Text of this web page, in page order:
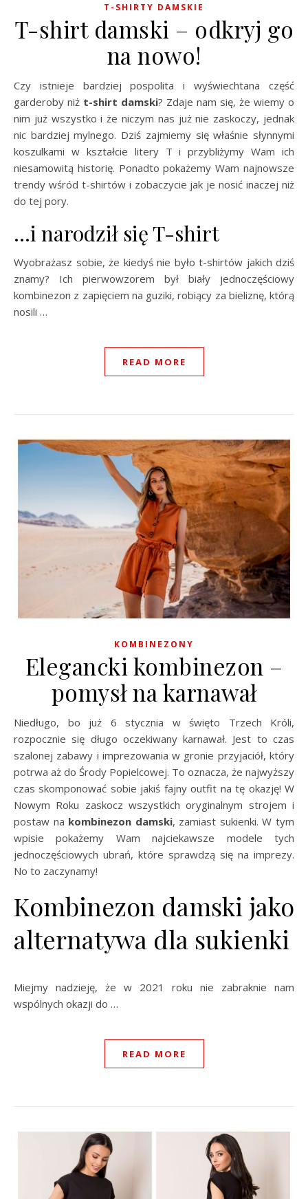
T-SHIRTY DAMSKIE
T-shirt damski – odkryj go
na nowo!
Czy istnieje bardziej pospolita i wyświechtana część
garderoby niż t-shirt damski? Zdaje nam się, że wiemy o
nim już wszystko i że niczym nas już nie zaskoczy, jednak
nic bardziej mylnego. Dziś zajmiemy się właśnie słynnymi
koszulkami w kształcie litery T i przybliżymy Wam ich
niesamowitą historię. Ponadto pokażemy Wam najnowsze
trendy wśród t-shirtów i zobaczycie jak je nosić inaczej niż
do tej pory.
…i narodził się T-shirt
Wyobrażasz sobie, że kiedyś nie było t-shirtów jakich dziś
znamy? Ich pierwowzorem był biały jednoczęściowy
kombinezon z zapięciem na guziki, robiący za bieliznę, którą
nosili …
READ MORE
KOMBINEZONY
Elegancki kombinezon –
pomysł na karnawał
Niedługo, bo już 6 stycznia w święto Trzech Króli,
rozpocznie się długo oczekiwany karnawał. Jest to czas
szalonej zabawy i imprezowania w gronie przyjaciół, który
potrwa aż do Środy Popielcowej. To oznacza, że najwyższy
czas skomponować sobie jakiś fajny outfit na tę okazję! W
Nowym Roku zaskocz wszystkich oryginalnym strojem i
postaw na kombinezon damski, zamiast sukienki. W tym
wpisie pokażemy Wam najciekawsze modele tych
jednoczęściowych ubrań, które sprawdzą się na imprezy.
No to zaczynamy!
Kombinezon damski jako
alternatywa dla sukienki
Miejmy nadzieję, że w 2021 roku nie zabraknie nam
wspólnych okazji do …
READ MORE